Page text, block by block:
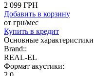
2 099 ГРН
Добавить в корзину
от грн/мес
Купить в кредит
Основные характеристики
Brand::
REAL-EL
Формат акустики: